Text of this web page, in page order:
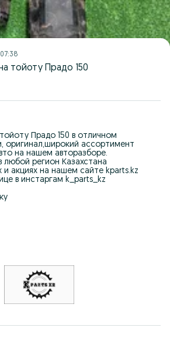
тойоту Прадо 150
Прадо 150 в отличном
оригинал,широкий ассортимент
на нашем авторазборе.
любой регион Казахстана
и акциях на нашем сайте kparts.kz
в инстаргам k_parts_kz